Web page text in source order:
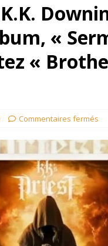
K.K.
«
«
Commentaires fermés